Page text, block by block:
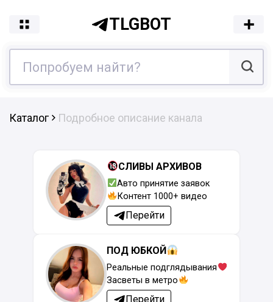
TLGBOT
Каталог Подробное описание канала
СЛИВЫ АРХИВОВ
Авто принятие заявок
Контент 1000+ видео
Перейти
ПОД ЮБКОЙ
Реальные подглядывания
Засветы в метро
Перейти